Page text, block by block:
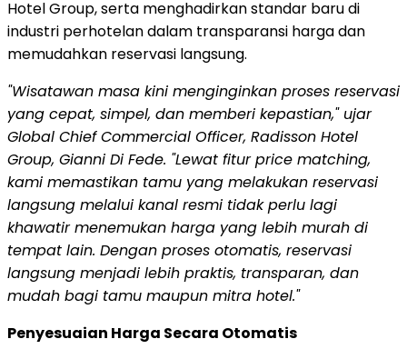
Hotel Group, serta menghadirkan standar baru di
industri perhotelan dalam transparansi harga dan
memudahkan reservasi langsung.
"Wisatawan masa kini menginginkan proses reservasi
yang cepat, simpel, dan memberi kepastian," ujar
Global Chief Commercial Officer, Radisson Hotel
Group, Gianni Di Fede. "Lewat fitur price matching,
kami memastikan tamu yang melakukan reservasi
langsung melalui kanal resmi tidak perlu lagi
khawatir menemukan harga yang lebih murah di
tempat lain. Dengan proses otomatis, reservasi
langsung menjadi lebih praktis, transparan, dan
mudah bagi tamu maupun mitra hotel."
Penyesuaian Harga Secara Otomatis